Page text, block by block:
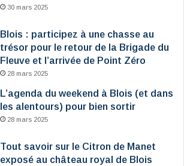
30 mars 2025
Blois : participez à une chasse au
trésor pour le retour de la Brigade du
Fleuve et l’arrivée de Point Zéro
28 mars 2025
L’agenda du weekend à Blois (et dans
les alentours) pour bien sortir
28 mars 2025
Tout savoir sur le Citron de Manet
exposé au château royal de Blois